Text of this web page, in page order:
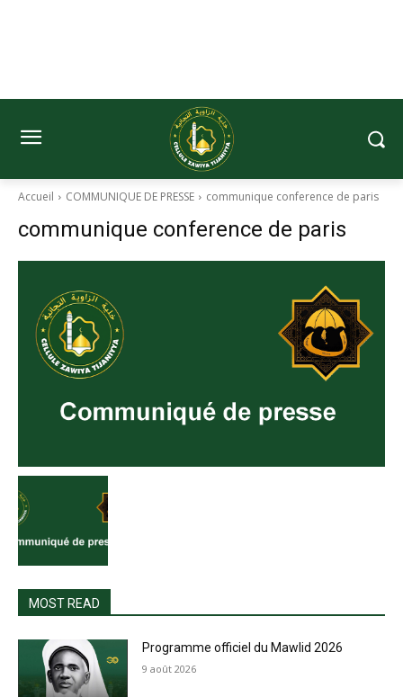
Accueil COMMUNIQUE DE PRESSE communique conference de paris
communique conference de paris
MOST READ
Programme officiel du Mawlid 2026
9 août 2026